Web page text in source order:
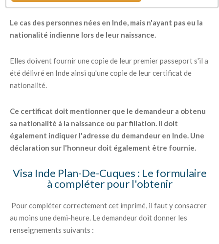
Le cas des personnes nées en Inde, mais n'ayant pas eu la
nationalité indienne lors de leur naissance.
Elles doivent fournir une copie de leur premier passeport s'il a
été délivré en Inde ainsi qu'une copie de leur certificat de
nationalité.
Ce certificat doit mentionner que le demandeur a obtenu
sa nationalité à la naissance ou par filiation. Il doit
également indiquer l'adresse du demandeur en Inde. Une
déclaration sur l'honneur doit également être fournie.
Visa Inde Plan-De-Cuques : Le formulaire
à compléter pour l'obtenir
Pour compléter correctement cet imprimé, il faut y consacrer
au moins une demi-heure. Le demandeur doit donner les
renseignements suivants :